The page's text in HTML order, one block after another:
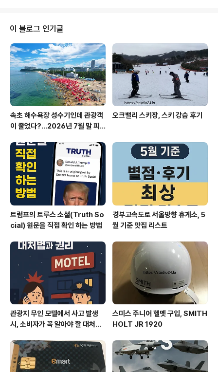
정리해드립니다. 저는 대기업에서 운영 총괄 업무를 수행
하며 이력서 1차 선발, 1차 면접관으로 취업시즌 이력서만
3천통, 1차 면접은 100명 이상을 보며, 최근 AI면접과 관
련하여 많은 글을 발행하고 있습니다. 읽고 나면,AI 필터링
통과율 상승자소서·이력서 완성도 업그레이드실전 면접 대
비력 강화3..
이 블로그 인기글
속초 해수욕장 성수기인데 관광객
이 줄었다?…2026년 7월 말 피
오크밸리 스키장, 스키 강습 후기
트럼프의 트루스 소셜(Truth So
cial) 원문을 직접 확인 하는 방법
경부고속도로 서울방향 휴게소, 5
월 기준 맛집 리스트
관광지 무인 모텔에서 사고 발생
시, 소비자가 꼭 알아야 할 대처법
스미스 주니어 헬멧 구입, SMITH
HOLT JR 1920